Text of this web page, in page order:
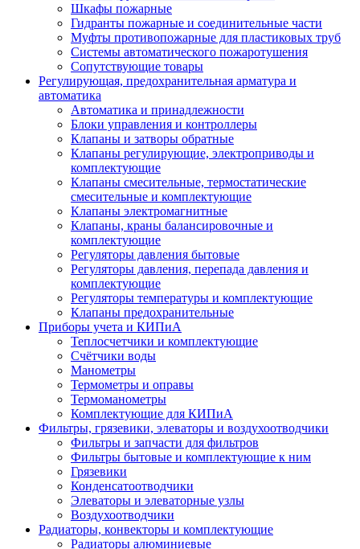
Шкафы пожарные
Гидранты пожарные и соединительные части
Муфты противопожарные для пластиковых труб
Системы автоматического пожаротушения
Сопутствующие товары
Регулирующая, предохранительная арматура и
автоматика
Автоматика и принадлежности
Блоки управления и контроллеры
Клапаны и затворы обратные
Клапаны регулирующие, электроприводы и
комплектующие
Клапаны смесительные, термостатические
смесительные и комплектующие
Клапаны электромагнитные
Клапаны, краны балансировочные и
комплектующие
Регуляторы давления бытовые
Регуляторы давления, перепада давления и
комплектующие
Регуляторы температуры и комплектующие
Клапаны предохранительные
Приборы учета и КИПиА
Теплосчетчики и комплектующие
Счётчики воды
Манометры
Термометры и оправы
Термоманометры
Комплектующие для КИПиА
Фильтры, грязевики, элеваторы и воздухоотводчики
Фильтры и запчасти для фильтров
Фильтры бытовые и комплектующие к ним
Грязевики
Конденсатоотводчики
Элеваторы и элеваторные узлы
Воздухоотводчики
Радиаторы, конвекторы и комплектующие
Радиаторы алюминиевые